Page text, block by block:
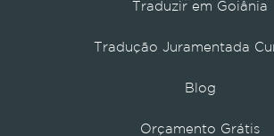
Traduzir em Goiânia
Tradução Juramentada
Blog
Orçamento Grátis